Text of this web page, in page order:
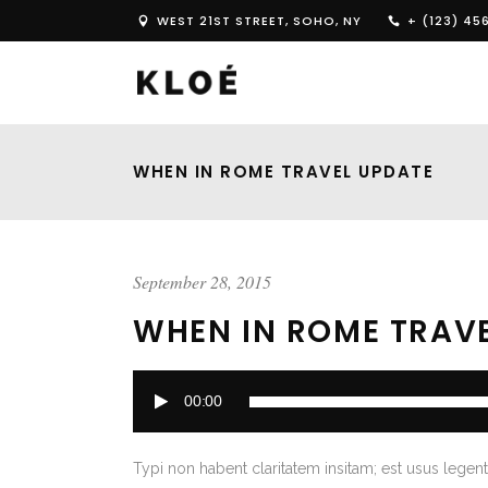
WEST 21ST STREET, SOHO, NY + (123)
WHEN IN ROME TRAVEL UPDATE
September 28, 2015
WHEN IN ROME
Player
00:00
Typi non habent claritatem insitam; est usus